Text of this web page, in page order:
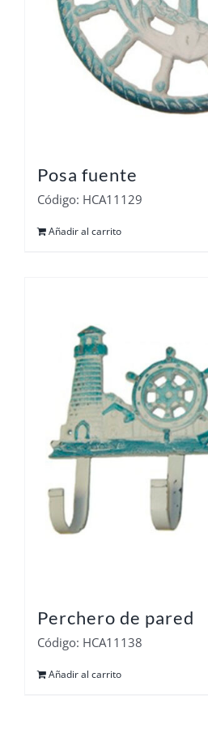
Posa fuente
Código: HCA11129
Añadir al carrito
Perchero de pared
Código: HCA11138
Añadir al carrito